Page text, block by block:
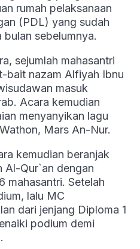
rumah pelaksanaan
(PDL) yang sudah
sebelumnya.
sejumlah mahasantri
bait nazam Alfiyah Ibnu
masuk
Acara kemudian
menyanyikan lagu
Mars An-Nur.
kemudian beranjak
Al-Qur`an dengan
mahasantri. Setelah
lalu MC
dari jenjang Diploma 1
podium demi